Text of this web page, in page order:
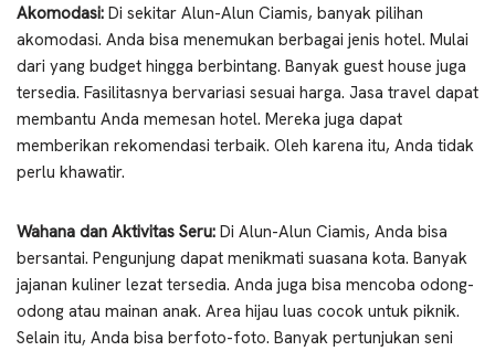
Akomodasi: Di sekitar Alun-Alun Ciamis, banyak pilihan
akomodasi. Anda bisa menemukan berbagai jenis hotel. Mulai
dari yang budget hingga berbintang. Banyak guest house juga
tersedia. Fasilitasnya bervariasi sesuai harga. Jasa travel dapat
membantu Anda memesan hotel. Mereka juga dapat
memberikan rekomendasi terbaik. Oleh karena itu, Anda tidak
perlu khawatir.
Wahana dan Aktivitas Seru: Di Alun-Alun Ciamis, Anda bisa
bersantai. Pengunjung dapat menikmati suasana kota. Banyak
jajanan kuliner lezat tersedia. Anda juga bisa mencoba odong-
odong atau mainan anak. Area hijau luas cocok untuk piknik.
Selain itu, Anda bisa berfoto-foto. Banyak pertunjukan seni